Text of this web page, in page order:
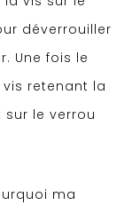
déverrouiller
Une fois le
retenant la
le verrou
ma